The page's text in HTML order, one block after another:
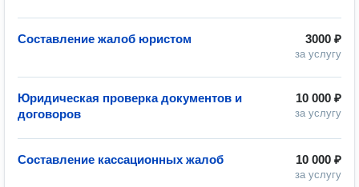
3000 ₽
за услугу
Составление жалоб юристом
10 000 ₽
за услугу
Юридическая проверка документов и
договоров
10 000 ₽
за услугу
Составление кассационных жалоб